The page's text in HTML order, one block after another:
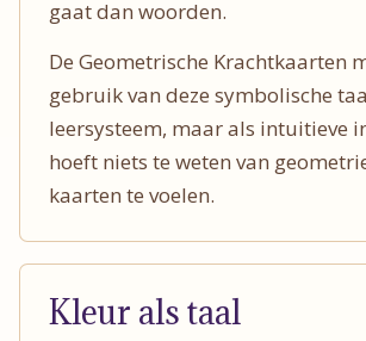
gaat dan woorden.
De Geometrische Krachtkaarten
gebruik van deze symbolische
leersysteem, maar als intuitieve
hoeft niets te weten van
kaarten te voelen.
Kleur als taal